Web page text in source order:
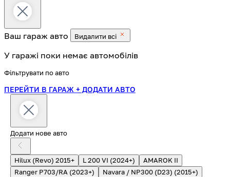
Ваш гараж авто Видалити всі
У гаражі поки немає автомобілів
Фільтрувати по авто
ПЕРЕЙТИ В ГАРАЖ + ДОДАТИ АВТО
Додати нове авто
Hilux (Revo) 2015+ L 200 VI (2024+)
AMAROK II
Ranger P703/RA (2023+)
Navara / NP300 (D23) (2015+)